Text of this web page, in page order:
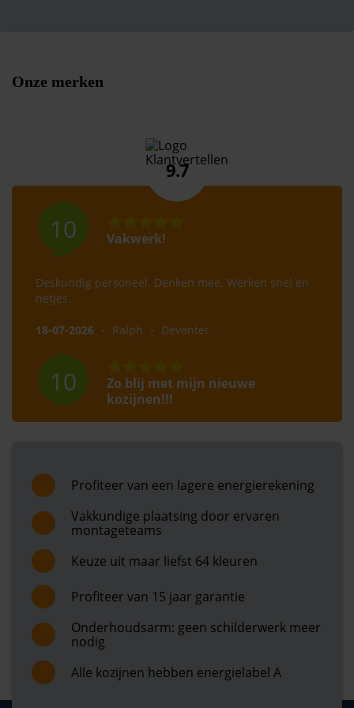
Onze merken
9.7
10 Vakwerk!
Deskundig personeel. Denken mee. Werken snel en
netjes.
18-07-2026 - Ralph - Deventer
10
Zo blij met mijn nieuwe
kozijnen!!!
Jan en Norbert super bedankt. Klaar voor een lange
zomer....
17-07-2026 Duiven
10
Erg goede ervaring, kan het
bedrijf aanraden
Vakkundig personeel, Mike en Jeremy, snel en netjes.
Kan het bedrijf aanraden. Alleen jammer dat er een
verkeerde bestelling van het glas was. Waarschijnlkjk
bij de glas producent verkeerd gedaan. Kozijnen
super mooi en degelijk materiaal. Top bedrijf
16-07-2026 - Manon - Arnhem
Profiteer van een lagere energierekening
Vakkundige plaatsing door ervaren
montageteams
Keuze uit maar liefst 64 kleuren
Profiteer van 15 jaar garantie
Onderhoudsarm: geen schilderwerk meer
nodig
Alle kozijnen hebben energielabel A